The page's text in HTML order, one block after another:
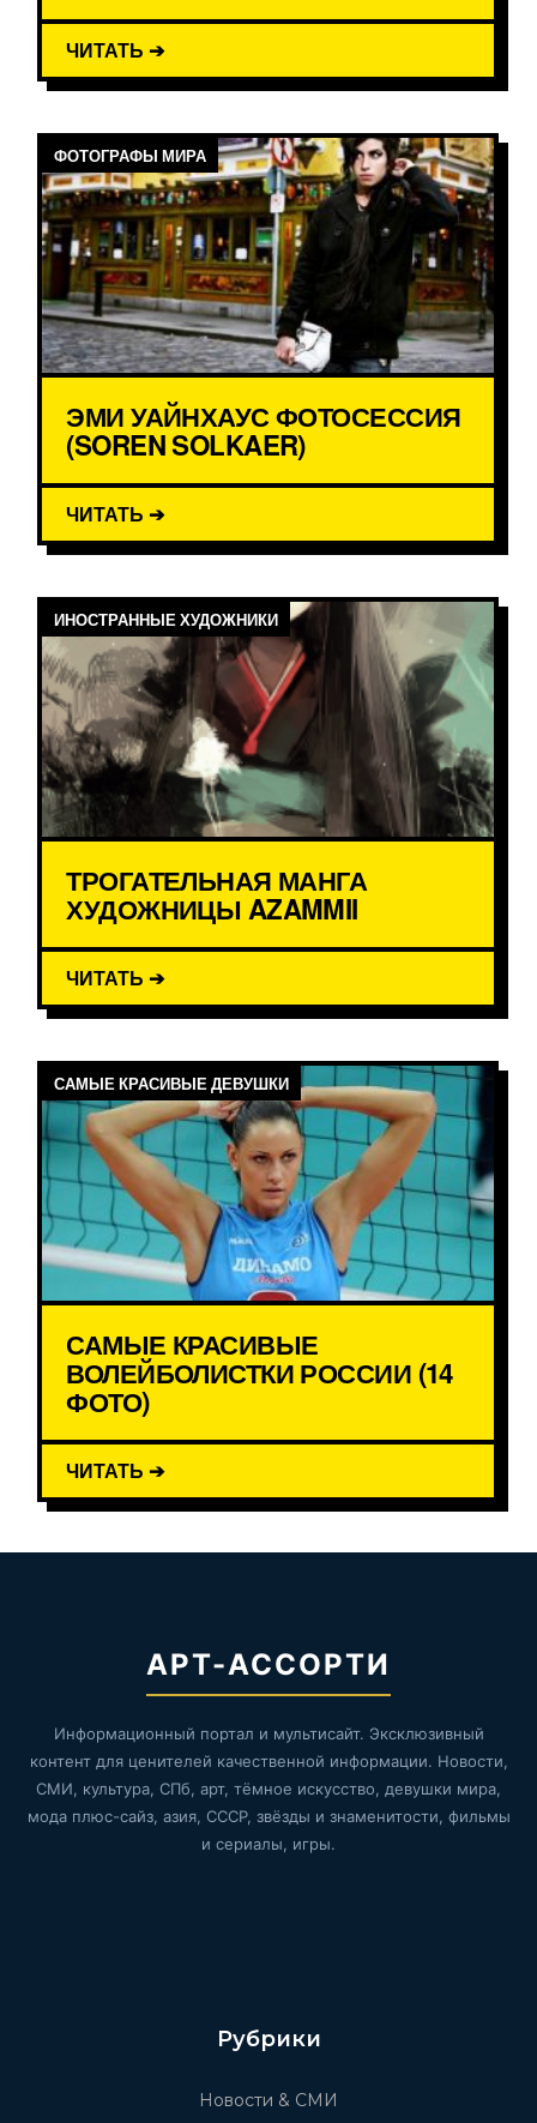
ЧИТАТЬ ➔
ФОТОГРАФЫ МИРА
ЭМИ УАЙНХАУС ФОТОСЕССИЯ
(SOREN SOLKAER)
ЧИТАТЬ ➔
ИНОСТРАННЫЕ ХУДОЖНИКИ
ТРОГАТЕЛЬНАЯ МАНГА
ХУДОЖНИЦЫ AZAMMII
ЧИТАТЬ ➔
САМЫЕ КРАСИВЫЕ ДЕВУШКИ
САМЫЕ КРАСИВЫЕ
ВОЛЕЙБОЛИСТКИ РОССИИ (14
ФОТО)
ЧИТАТЬ ➔
АРТ-АССОРТИ
Информационный портал и мультисайт. Эксклюзивный
контент для ценителей качественной информации. Новости,
СМИ, культура, СПб, арт, тёмное искусство, девушки мира,
мода плюс-сайз, азия, СССР, звёзды и знаменитости, фильмы
и сериалы, игры.
Рубрики
Новости & СМИ